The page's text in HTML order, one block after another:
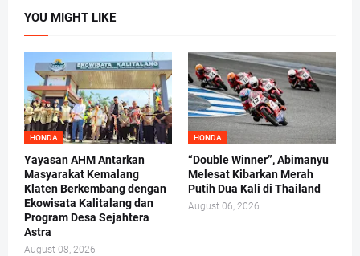
YOU MIGHT LIKE
HONDA
Yayasan AHM Antarkan
Masyarakat Kemalang
Klaten Berkembang dengan
Ekowisata Kalitalang dan
Program Desa Sejahtera
Astra
August 08, 2026
HONDA
“Double Winner”, Abimanyu
Melesat Kibarkan Merah
Putih Dua Kali di Thailand
August 06, 2026